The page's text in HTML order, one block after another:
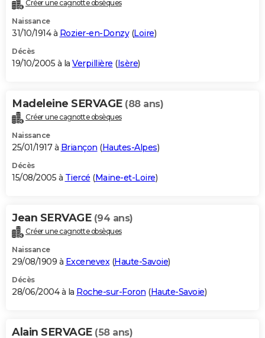
Créer une cagnotte obsèques
Naissance
31/10/1914 à Rozier-en-Donzy(Loire)
Décès
19/10/2005 à la Verpillière (Isère)
Madeleine SERVAGE (88 ans)
Créer une cagnotte obsèques
Naissance
25/01/1917 à Briançon (Hautes-Alpes)
Décès
15/08/2005 à Tiercé (Maine-et-Loire)
Jean SERVAGE (94 ans)
Créer une cagnotte obsèques
Naissance
29/08/1909 à Excenevex(Haute-Savoie)
Décès
28/06/2004 à la Roche-sur-Foron (Haute-Savoie)
Alain SERVAGE (58 ans)